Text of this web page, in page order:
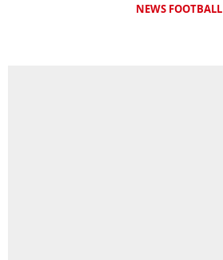
NEWS FOOTBALL